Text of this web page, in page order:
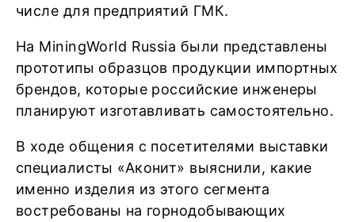
числе для предприятий ГМК.
На MiningWorld Russia были представлены
прототипы образцов продукции импортных
брендов, которые российские инженеры
планируют изготавливать самостоятельно.
В ходе общения с посетителями выставки
специалисты «Аконит» выяснили, какие
именно изделия из этого сегмента
востребованы на горнодобывающих